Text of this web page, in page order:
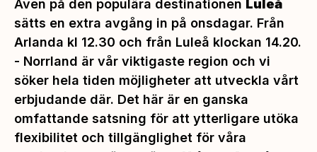
Även på den populära destinationen Luleå
sätts en extra avgång in på onsdagar. Från
Arlanda kl 12.30 och från Luleå klockan 14.20.
- Norrland är vår viktigaste region och vi
söker hela tiden möjligheter att utveckla vårt
erbjudande där. Det här är en ganska
omfattande satsning för att ytterligare utöka
flexibilitet och tillgänglighet för våra